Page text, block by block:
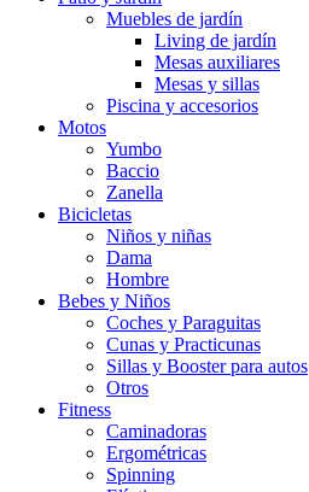
Muebles de jardín
Living de jardín
Mesas auxiliares
Mesas y sillas
Piscina y accesorios
Motos
Yumbo
Baccio
Zanella
Bicicletas
Niños y niñas
Dama
Hombre
Bebes y Niños
Coches y Paraguitas
Cunas y Practicunas
Sillas y Booster para autos
Otros
Fitness
Caminadoras
Ergométricas
Spinning